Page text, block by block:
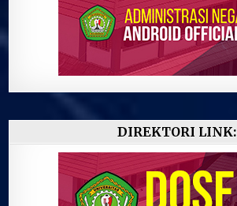
DIREKTORI LINK: